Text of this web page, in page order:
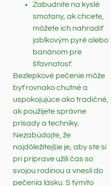
Zabudnite na kyslé
smotany, ak chcete,
môžete ich nahradiť
jablkovým pyré alebo
banánom pre
šťavnatosť.
Bezlepkové pečenie môže
byť rovnako chutné a
uspokojujúce ako tradičné,
ak použijete správne
prísady a techniky.
Nezabúdajte, že
najdôležitejšie je, aby ste si
pri príprave užili čas so
svojou rodinou a vnesli do
pečenia lásku. S týmito